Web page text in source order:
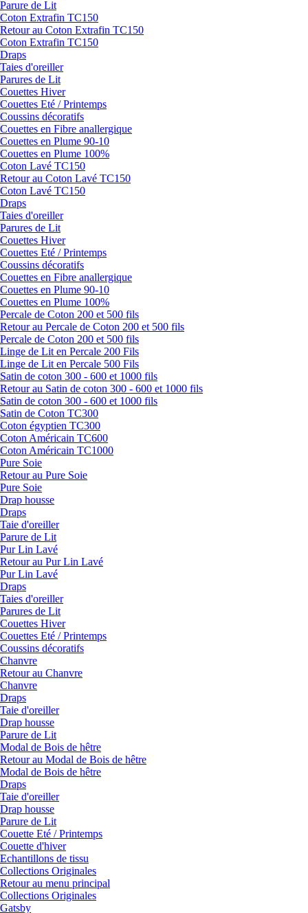
Parure de Lit
Coton Extrafin TC150
Retour au Coton Extrafin TC150
Coton Extrafin TC150
Draps
Taies d'oreiller
Parures de Lit
Couettes Hiver
Couettes Eté / Printemps
Coussins décoratifs
Couettes en Fibre anallergique
Couettes en Plume 90-10
Couettes en Plume 100%
Coton Lavé TC150
Retour au Coton Lavé TC150
Coton Lavé TC150
Draps
Taies d'oreiller
Parures de Lit
Couettes Hiver
Couettes Eté / Printemps
Coussins décoratifs
Couettes en Fibre anallergique
Couettes en Plume 90-10
Couettes en Plume 100%
Percale de Coton 200 et 500 fils
Retour au Percale de Coton 200 et 500 fils
Percale de Coton 200 et 500 fils
Linge de Lit en Percale 200 Fils
Linge de Lit en Percale 500 Fils
Satin de coton 300 - 600 et 1000 fils
Retour au Satin de coton 300 - 600 et 1000 fils
Satin de coton 300 - 600 et 1000 fils
Satin de Coton TC300
Coton égyptien TC300
Coton Américain TC600
Coton Américain TC1000
Pure Soie
Retour au Pure Soie
Pure Soie
Drap housse
Draps
Taie d'oreiller
Parure de Lit
Pur Lin Lavé
Retour au Pur Lin Lavé
Pur Lin Lavé
Draps
Taies d'oreiller
Parures de Lit
Couettes Hiver
Couettes Eté / Printemps
Coussins décoratifs
Chanvre
Retour au Chanvre
Chanvre
Draps
Taie d'oreiller
Drap housse
Parure de Lit
Modal de Bois de hêtre
Retour au Modal de Bois de hêtre
Modal de Bois de hêtre
Draps
Taie d'oreiller
Drap housse
Parure de Lit
Couette Eté / Printemps
Couette d'hiver
Echantillons de tissu
Collections Originales
Retour au menu principal
Collections Originales
Gatsby